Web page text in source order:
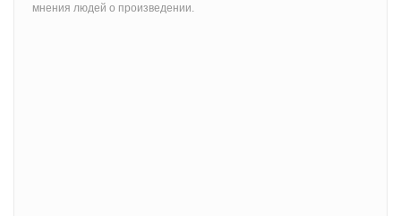
мнения людей о произведении.